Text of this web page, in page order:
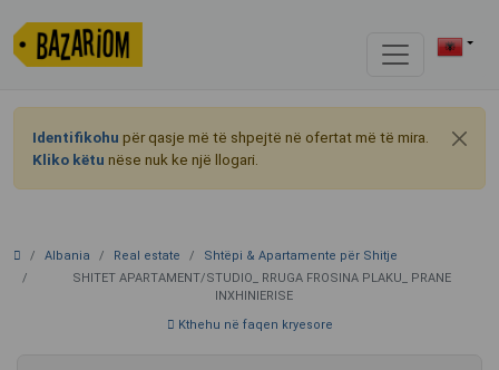
Identifikohu për qasje më të shpejtë në ofertat më të mira.
Kliko këtu nëse nuk ke një llogari.
Albania Real estate
Shtëpi & Apartamente për Shitje
SHITET APARTAMENT/STUDIO_ RRUGA FROSINA PLAKU_ PRANE
INXHINIERISE
Kthehu në faqen kryesore